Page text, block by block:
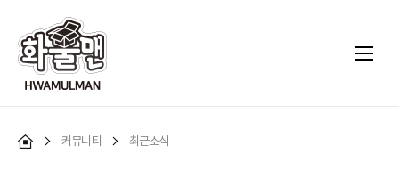
커뮤니티 최근소식